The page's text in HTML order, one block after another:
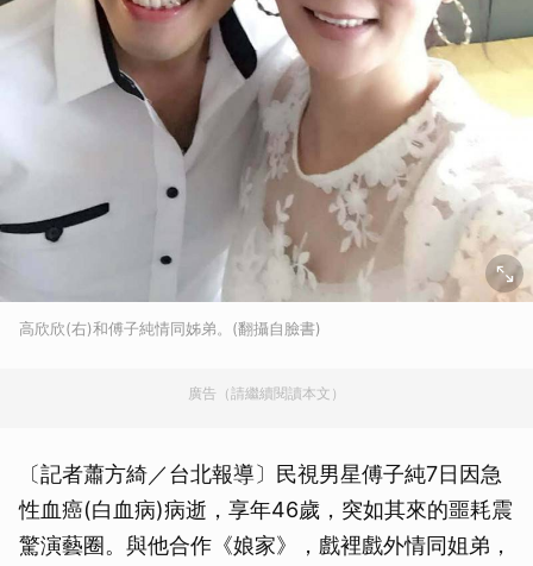
高欣欣(右)和傅子純情同姊弟。(翻攝自臉書)
廣告（請繼續閱讀本文）
〔記者蕭方綺／台北報導〕民視男星傅子純7日因急
性血癌(白血病)病逝，享年46歲，突如其來的噩耗震
驚演藝圈。與他合作《娘家》，戲裡戲外情同姐弟，